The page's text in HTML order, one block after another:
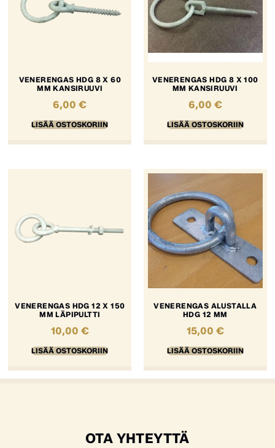
VENERENGAS HDG 8 X 60
MM KANSIRUUVI
6,00€
LISÄÄ OSTOSKORIIN
VENERENGAS HDG 8 X 100
MM KANSIRUUVI
6,00 €
LISÄÄ OSTOSKORIIN
VENERENGAS HDG 12 X 150
MM LÄPIPULTTI
10,00 €
LISÄÄ OSTOSKORIIN
VENERENGAS ALUSTALLA
HDG 12 MM
15,00 €
LISÄÄ OSTOSKORIIN
OTA YHTEYTTÄ